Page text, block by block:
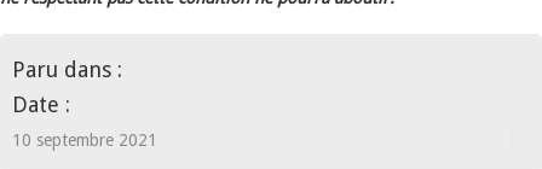
Paru dans :
Date :
10 septembre 2021